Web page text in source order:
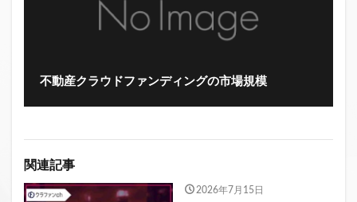
不動産クラウドファンディングの市場規模
関連記事
2026年7月15日